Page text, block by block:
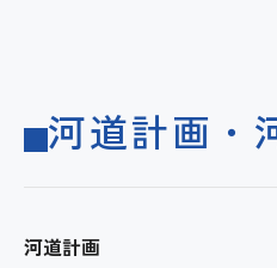
河道計画・
河道計画